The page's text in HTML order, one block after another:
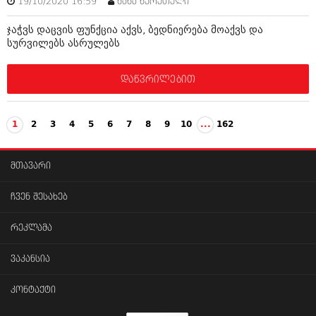
ჯაჭვს დაცვის ფუნქცია აქვს, ბედნიერება მოაქვს და
სურვილებს ასრულებს
დაწვრილებით
1 2 3 4 5 6 7 8 9 10 ... 162
მთავარი
ჩვენ შესახებ
რეკლამა
ვაკანსია
კონტაქტი